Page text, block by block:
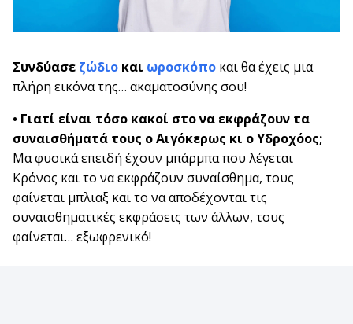
Συνδύασε ζώδιο και ωροσκόπο και θα έχεις μια
πλήρη εικόνα της… ακαματοσύνης σου!
• Γιατί είναι τόσο κακοί στο να εκφράζουν τα
συναισθήματά τους ο Αιγόκερως κι ο Υδροχόος;
Μα φυσικά επειδή έχουν μπάρμπα που λέγεται
Κρόνος και το να εκφράζουν συναίσθημα, τους
φαίνεται μπλιαξ και το να αποδέχονται τις
συναισθηματικές εκφράσεις των άλλων, τους
φαίνεται… εξωφρενικό!